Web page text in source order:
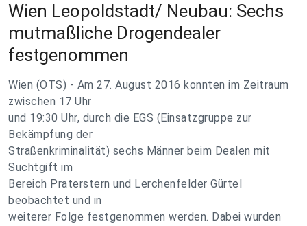
Wien Leopoldstadt/ Neubau: Sechs
mutmaßliche Drogendealer
festgenommen
Wien (OTS) - Am 27. August 2016 konnten im Zeitraum
zwischen 17 Uhr
und 19:30 Uhr, durch die EGS (Einsatzgruppe zur
Bekämpfung der
Straßenkriminalität) sechs Männer beim Dealen mit
Suchtgift im
Bereich Praterstern und Lerchenfelder Gürtel
beobachtet und in
weiterer Folge festgenommen werden. Dabei wurden